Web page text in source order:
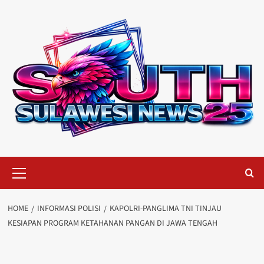
Menu
HOME INFORMASI POLISI
KAPOLRI-PANGLIMA TNI TINJAU
KESIAPAN PROGRAM KETAHANAN PANGAN DI JAWA TENGAH